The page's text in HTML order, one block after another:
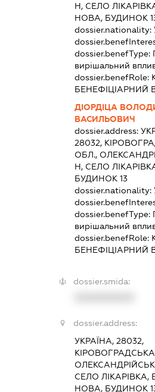
Н, СЕЛО
НОВА, БУДИНОК
dossier.nationality:
dossier.benefType:
вирішальний
dossier.benefRole:
БЕНЕФІЦІАРНИЙ
ДІОРДІЦА
ВАСИЛЬОВИЧ
dossier.address:
28032,
ОБЛ.,
Н, СЕЛО
БУДИНОК 13
dossier.nationality:
dossier.benefType:
вирішальний
dossier.benefRole:
БЕНЕФІЦІАРНИЙ
dossier.smida:
dossier.address:
УКРАЇНА, 28032,
СЕЛО ЛІКАРІВКА,
НОВА, БУДИНОК